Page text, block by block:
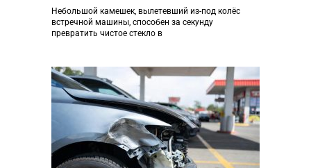
Небольшой камешек, вылетевший из-под колёс
встречной машины, способен за секунду
превратить чистое стекло в